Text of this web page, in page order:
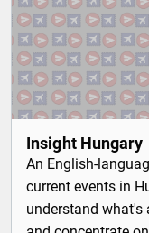
Insight Hungary
An English-
current events in
understand what's